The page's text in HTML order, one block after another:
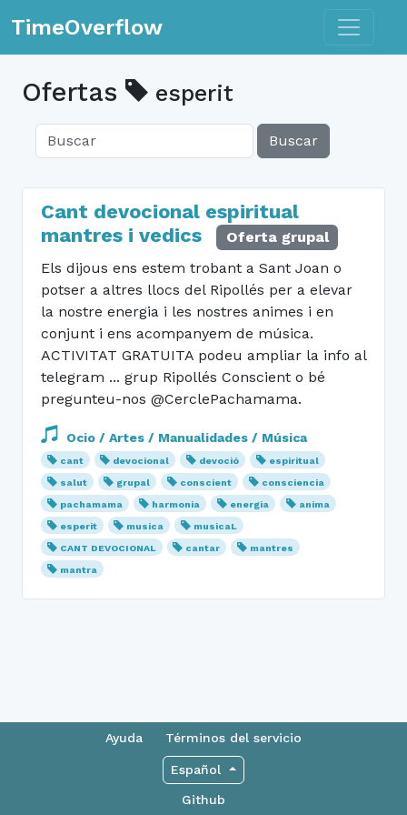
TimeOverflow Toggle
Ofertas esperit
Buscar
Cant devocional espiritual
mantres i vedics
Oferta grupal
Els dijous ens estem trobant a Sant Joan o
potser a altres llocs del Ripollés per a elevar
la nostre energia i les nostres animes i en
conjunt i ens acompanyem de música.
ACTIVITAT GRATUITA podeu ampliar la info al
telegram ... grup Ripollés Conscient o bé
pregunteu-nos @CerclePachamama.
Ocio / Artes / Manualidades / Música
cant devocional devoció
espiritual
salut
grupal conscient
consciencia
pachamama
harmonia energia
anima
esperit
musica
musicaL
CANT DEVOCIONAL
cantar
mantres
mantra
Ayuda Términos del servicio
Español
Github